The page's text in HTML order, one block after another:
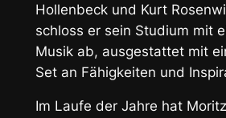
Hollenbeck und Kurt
schloss er sein Studium mit
Musik ab, ausgestattet mit
Set an Fähigkeiten und
Im Laufe der Jahre hat